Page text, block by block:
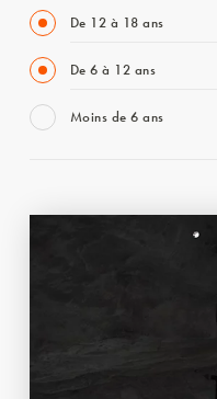
De 12 à 18 ans
De 6 à 12 ans
Moins de 6 ans